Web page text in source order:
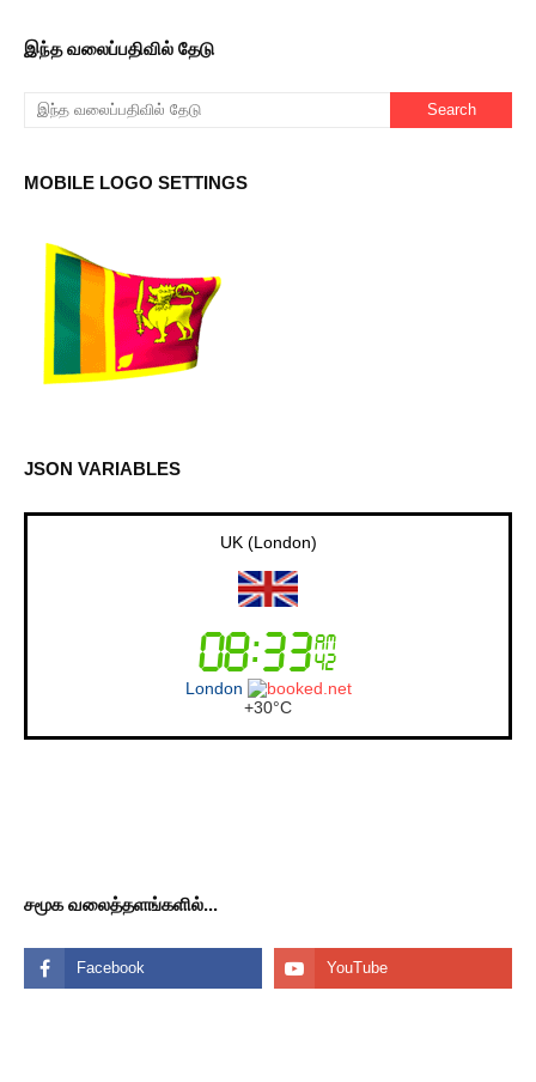
இந்த வலைப்பதிவில் தேடு
MOBILE LOGO SETTINGS
JSON VARIABLES
UK (London)
London
+30°C
சமூக வலைத்தளங்களில்...